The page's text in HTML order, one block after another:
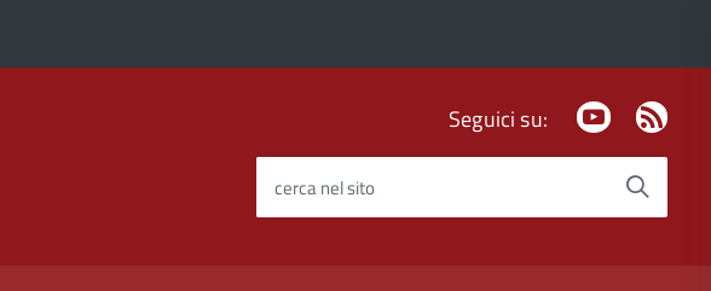
Seguici su: Youtube
cerca nel sito